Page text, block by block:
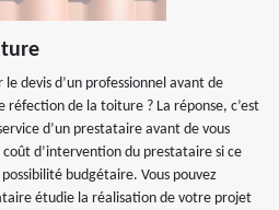
devis d’un professionnel avant de
de la toiture ? La réponse, c’est
d’un prestataire avant de vous
d’intervention du prestataire si ce
budgétaire. Vous pouvez
étudie la réalisation de votre projet